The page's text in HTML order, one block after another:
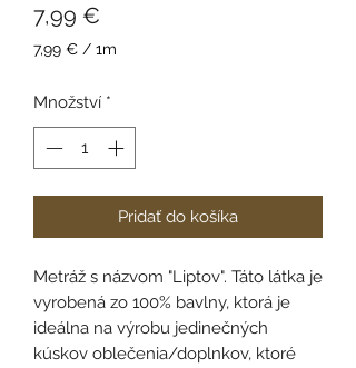
7,99 €
7,99 € / 1m
1
metr
Množství *
Pridať do košíka
Metráž s názvom "Liptov". Táto látka je
vyrobená zo 100% bavlny, ktorá je
ideálna na výrobu jedinečných
kúskov oblečenia/doplnkov, ktoré